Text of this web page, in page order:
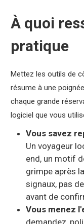
À quoi
pratique
Mettez les outils de
résume à une
chaque grande
logiciel que vous
Vous savez
Un voyageur
end, un motif
grimpe après
signaux, pas
avant de
Vous menez
demandez,